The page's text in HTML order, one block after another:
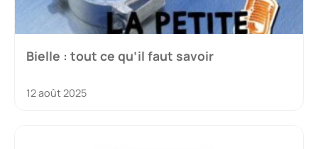
Bielle : tout ce qu’il faut savoir
12 août 2025